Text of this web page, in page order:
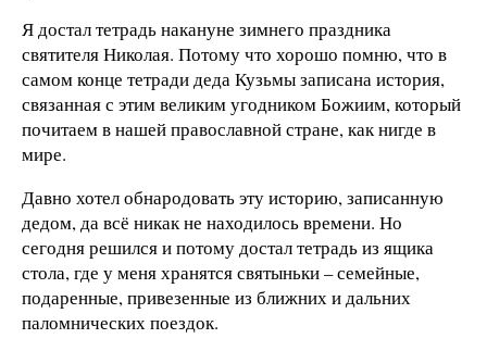
Я достал тетрадь накануне зимнего праздника
святителя Николая. Потому что хорошо помню, что в
самом конце тетради деда Кузьмы записана история,
связанная с этим великим угодником Божиим, который
почитаем в нашей православной стране, как нигде в
мире.
Давно хотел обнародовать эту историю, записанную
дедом, да всё никак не находилось времени. Но
сегодня решился и потому достал тетрадь из ящика
стола, где у меня хранятся святыньки – семейные,
подаренные, привезенные из ближних и дальних
паломнических поездок.